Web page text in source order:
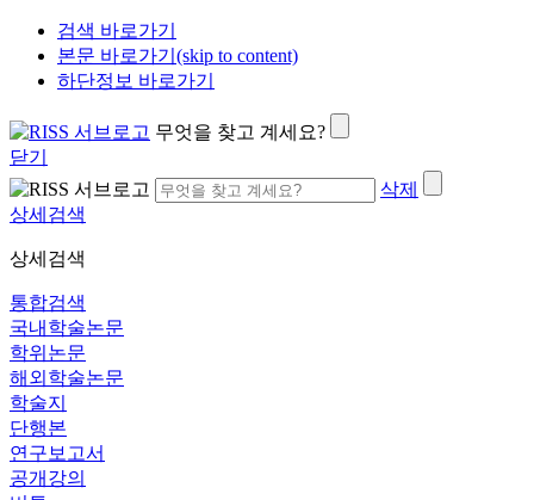
검색 바로가기
본문 바로가기(skip to content)
하단정보 바로가기
무엇을 찾고 계세요?
닫기
삭제
상세검색
상세검색
통합검색
국내학술논문
학위논문
해외학술논문
학술지
단행본
연구보고서
공개강의